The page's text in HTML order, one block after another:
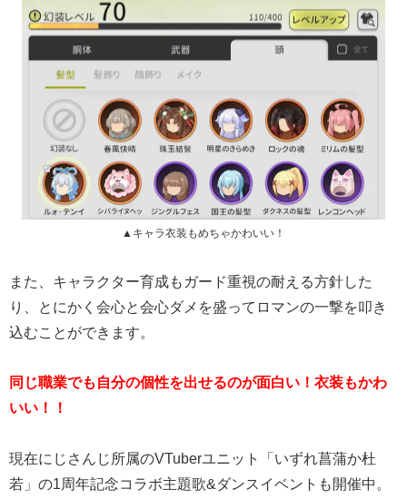
▲キャラ衣装もめちゃかわいい！
また、キャラクター育成もガード重視の耐える方針した
り、とにかく会心と会心ダメを盛ってロマンの一撃を叩き
込むことができます。
同じ職業でも自分の個性を出せるのが面白い！衣装もかわ
いい！！
現在にじさんじ所属のVTuberユニット「いずれ菖蒲か杜
若」の1周年記念コラボ主題歌&ダンスイベントも開催中。